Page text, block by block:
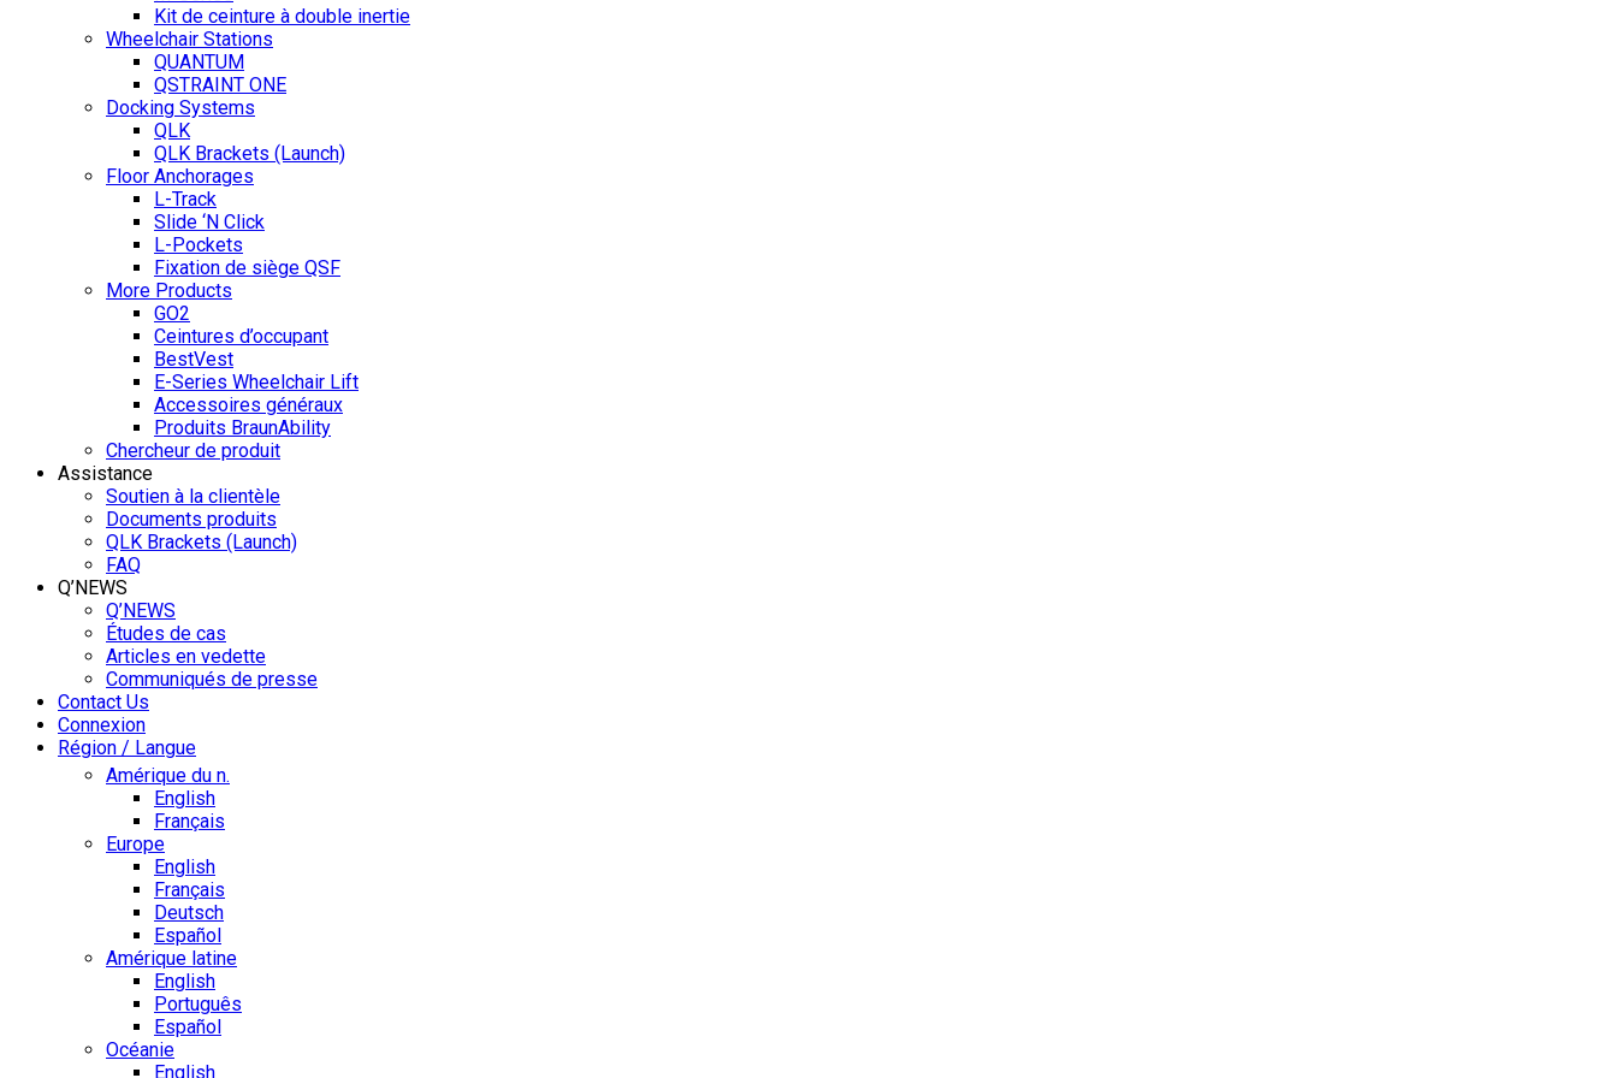
Kit de ceinture à double inertie
Wheelchair Stations
QUANTUM
QSTRAINT ONE
Docking Systems
QLK
QLK Brackets (Launch)
Floor Anchorages
L-Track
Slide ‘N Click
L-Pockets
Fixation de siège QSF
More Products
GO2
Ceintures d’occupant
BestVest
E-Series Wheelchair Lift
Accessoires généraux
Produits BraunAbility
Chercheur de produit
Assistance
Soutien à la clientèle
Documents produits
QLK Brackets (Launch)
FAQ
Q’NEWS
Q’NEWS
Études de cas
Articles en vedette
Communiqués de presse
Contact Us
Connexion
Région / Langue
Amérique du n.
English
Français
Europe
English
Français
Deutsch
Español
Amérique latine
English
Português
Español
Océanie
English